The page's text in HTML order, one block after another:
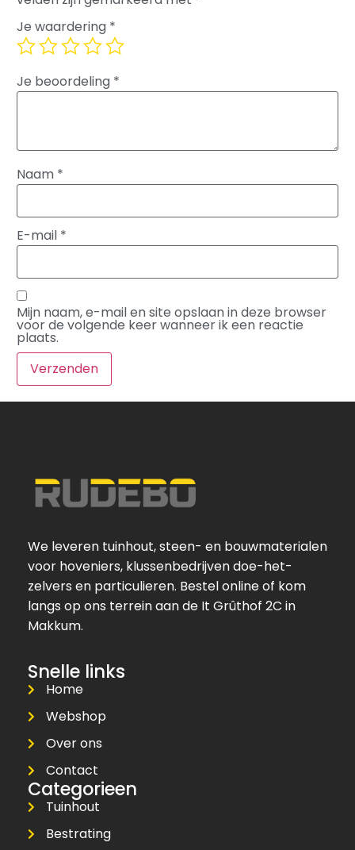
Je waardering *
Je beoordeling *
Naam *
E-mail *
Mijn naam, e-mail en site opslaan in deze browser
voor de volgende keer wanneer ik een reactie
plaats.
We leveren tuinhout, steen- en bouwmaterialen
voor hoveniers, klussenbedrijven doe-het-
zelvers en particulieren. Bestel online of kom
langs op ons terrein aan de It Grûthof 2C in
Makkum.
Snelle links
Home
Webshop
Over ons
Contact
Categorieen
Tuinhout
Bestrating